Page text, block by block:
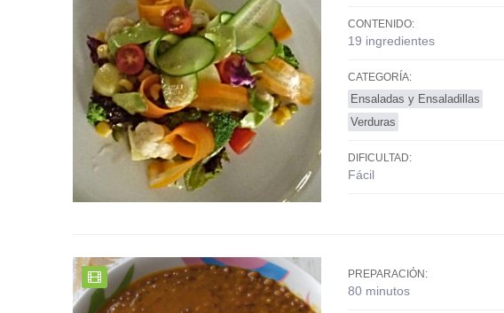
CONTENIDO:
19 ingredientes
CATEGORÍA:
Ensaladas y Ensaladillas
Verduras
DIFICULTAD:
Fácil
PREPARACIÓN:
80 minutos